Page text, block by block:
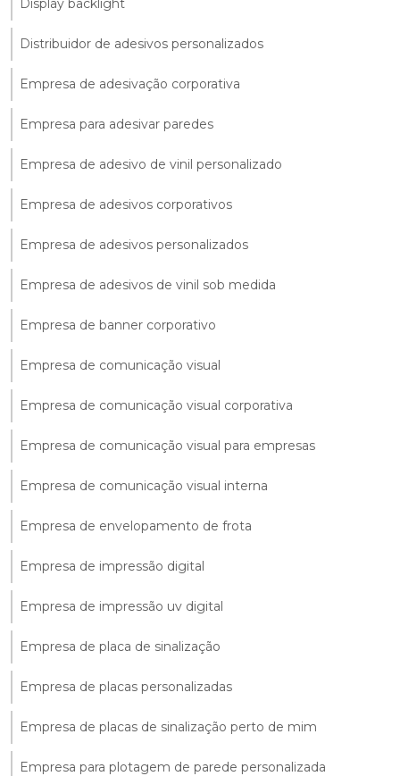
Display backlight
Distribuidor de adesivos personalizados
Empresa de adesivação corporativa
Empresa para adesivar paredes
Empresa de adesivo de vinil personalizado
Empresa de adesivos corporativos
Empresa de adesivos personalizados
Empresa de adesivos de vinil sob medida
Empresa de banner corporativo
Empresa de comunicação visual
Empresa de comunicação visual corporativa
Empresa de comunicação visual para empresas
Empresa de comunicação visual interna
Empresa de envelopamento de frota
Empresa de impressão digital
Empresa de impressão uv digital
Empresa de placa de sinalização
Empresa de placas personalizadas
Empresa de placas de sinalização perto de mim
Empresa para plotagem de parede personalizada